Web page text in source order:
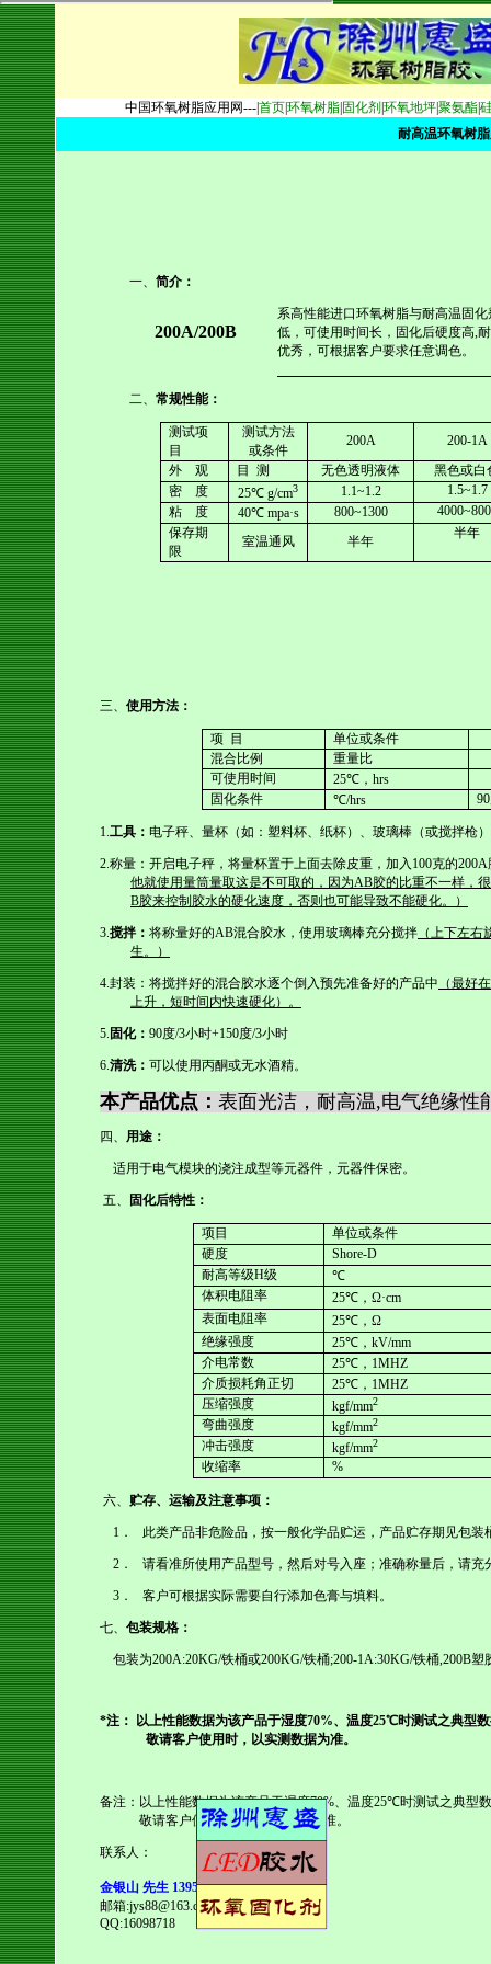
中国环氧树脂应用网---|首页环氧树脂 固化剂 环氧地坪聚氨酯
耐高温环氧树
一、 简介：
200A/200B
系高性能进口环氧树脂与耐高温固
低，可使用时间长，固化后硬度高,
优秀，可根据客户要求任意调色。
二、 常规性能：
测试项
目
测试方法
或条件
200A 200-1A
外
观 目 测 无色透明液体
黑色或白
密
度 25℃ g/cm3 1.1~1.2
1.5~1.7
粘
度 40℃mpa·s 800~1300
保存期
限
室温通风 半年
半年
三、 使用方法：
项 目
单位或条件
混合比例
重量比
可使用时间
25℃，hrs
固化条件
℃/hrs 90
1.工具： 电子秤、量杯（如：塑料杯、纸杯）、玻璃棒（或搅拌枪
2.称量：开启电子秤，将量杯置于上面去除皮重，加入 100克的200A
他就使用量筒量取这是不可取的，因为AB胶的比重不一样，
B胶来控制胶水的硬化速度，否则也可能导致不能硬化。）
3.搅拌： 将称量好的AB混合胶水，使用玻璃棒充分搅拌 （上下左右
生。）
4.封装：将搅拌好的混合胶水逐个倒入预先准备好的产品中 （最好
上升，短时间内快速硬化）。
5. 固化： 90度/3小时+150度/3小时
6.清洗： 可以使用丙酮或无水酒精。
本产品优点： 表面光洁，耐高温,电气绝缘性
四、 用途：
适用于电气模块的浇注成型等元器件，元器件保密。
五、 固化后特性：
项目
单位或条件
硬度
Shore-D
耐高等级H级
℃
体积电阻率
25℃， Ω·cm
表面电阻率
25℃， Ω
绝缘强度
25℃， kV/mm
介电常数
25℃， 1MHZ
介质损耗角正切
25℃， 1MHZ
压缩强度
kgf/mm2
弯曲强度 kgf/mm2
冲击强度 kgf/mm2
收缩率 %
六、 贮存、运输及注意事项：
1 ． 此类产品非危险品，按一般化学品贮运，产品贮存期见包装
2 ． 请看准所使用产品型号，然后对号入座；准确称量后，请充
3 ． 客户可根据实际需要自行添加色膏与填料。
七、 包装规格：
包装为200A:20KG/铁桶或200KG/铁桶;200-1A:30KG/铁桶,200B塑
*注： 以上性能数据为该产品于湿度70%、温度25℃时测试之典型数
敬请客户使用时，以实测数据为准。
备注：以上性能数据为该产品于湿度70%、温度25℃时测试之典型
敬请客户使用时，以实测数据为准。
联系人：
金银山 先生 13956285366
邮箱:jys88@163.com
QQ:16098718